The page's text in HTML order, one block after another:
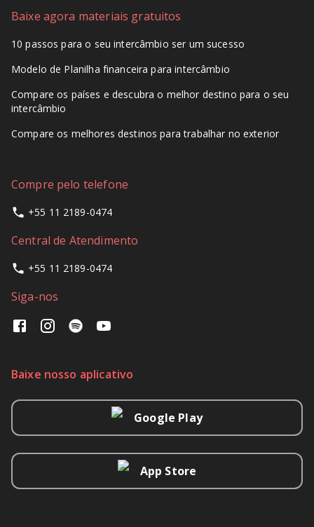
Baixe agora materiais gratuitos
10 passos para o seu intercâmbio ser um sucesso
Modelo de Planilha financeira para intercâmbio
Compare os países e descubra o melhor destino para o seu
intercâmbio
Compare os melhores destinos para trabalhar no exterior
Compre pelo telefone
+55 11 2189-0474
Central de Atendimento
+55 11 2189-0474
Siga-nos
Baixe nosso aplicativo
Google Play
App Store